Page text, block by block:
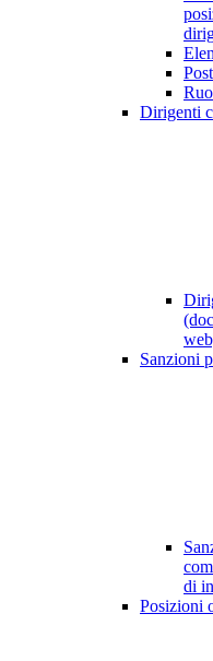
Dirigenti
Sanzioni
di
Posizioni